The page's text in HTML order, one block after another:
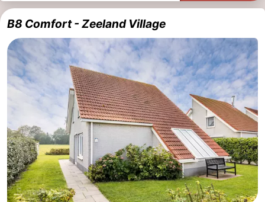
-
Natuur
Hollands
Duin
Noordwijk
Katwijk
Scheveningen
Den
Haag
-
Rotterdam
-
Rockanje
Zeeland
B8 Comfort - Zeeland Village